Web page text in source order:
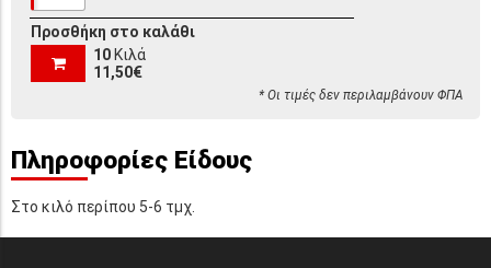
Προσθήκη στο καλάθι
10 Κιλά
11,50€
* Οι τιμές δεν περιλαμβάνουν ΦΠΑ
Πληροφορίες Είδους
Στο κιλό περίπου 5-6 τμχ.